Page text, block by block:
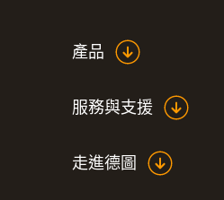
產品
服務與支援
走進德圖